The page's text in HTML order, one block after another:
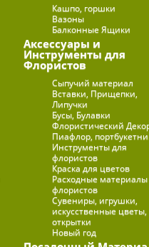
Кашпо, горшки
Вазоны
Балконные Ящики
Аксессуары и
Инструменты для
Флористов
Сыпучий материал
Вставки, Прищепки,
Липучки
Бусы, Булавки
Флористический
Пиафлор,
Инструменты для
флористов
Краска для цветов
Расходные
флористов
Сувениры, игрушки,
искусственные цветы,
открытки
Новый год